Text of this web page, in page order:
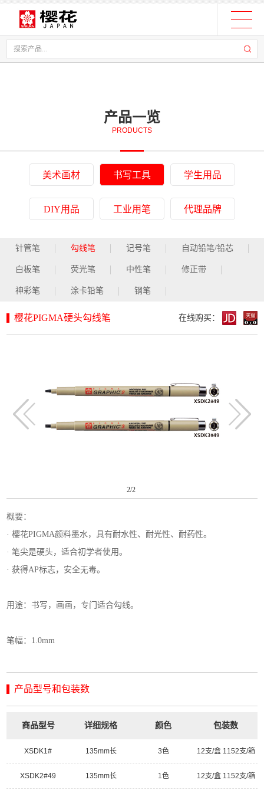
产品一览
PRODUCTS
美术画材 书写工具 学生用品
DIY用品 工业用笔 代理品牌
针管笔 勾线笔 记号笔 自动铅笔/铅芯
白板笔 荧光笔 中性笔 修正带
神彩笔 涂卡铅笔 钢笔
樱花PIGMA硬头勾线笔 在线购买：
2/2
概要：
· 樱花PIGMA颜料墨水，具有耐水性、耐光性、耐药性。
· 笔尖是硬头，适合初学者使用。
· 获得AP标志，安全无毒。
用途：书写，画画，专门适合勾线。
笔幅：1.0mm
产品型号和包装数
商品型号 详细规格 颜色 包装数
XSDK1# 135mm长 3色 12支/盒 1152支/箱
XSDK2#49 135mm长 1色 12支/盒 1152支/箱